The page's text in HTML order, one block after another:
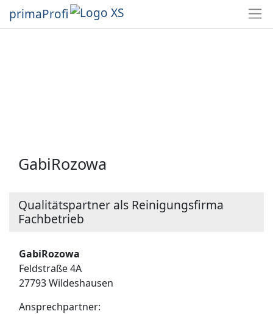
primaProfi
GabiRozowa
Qualitätspartner als Reinigungsfirma
Fachbetrieb
GabiRozowa
Feldstraße 4A
27793 Wildeshausen
Ansprechpartner: